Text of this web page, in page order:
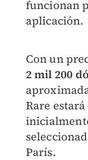
funcionan
aplicación.
Con un
2 mil 200
Rare
París.